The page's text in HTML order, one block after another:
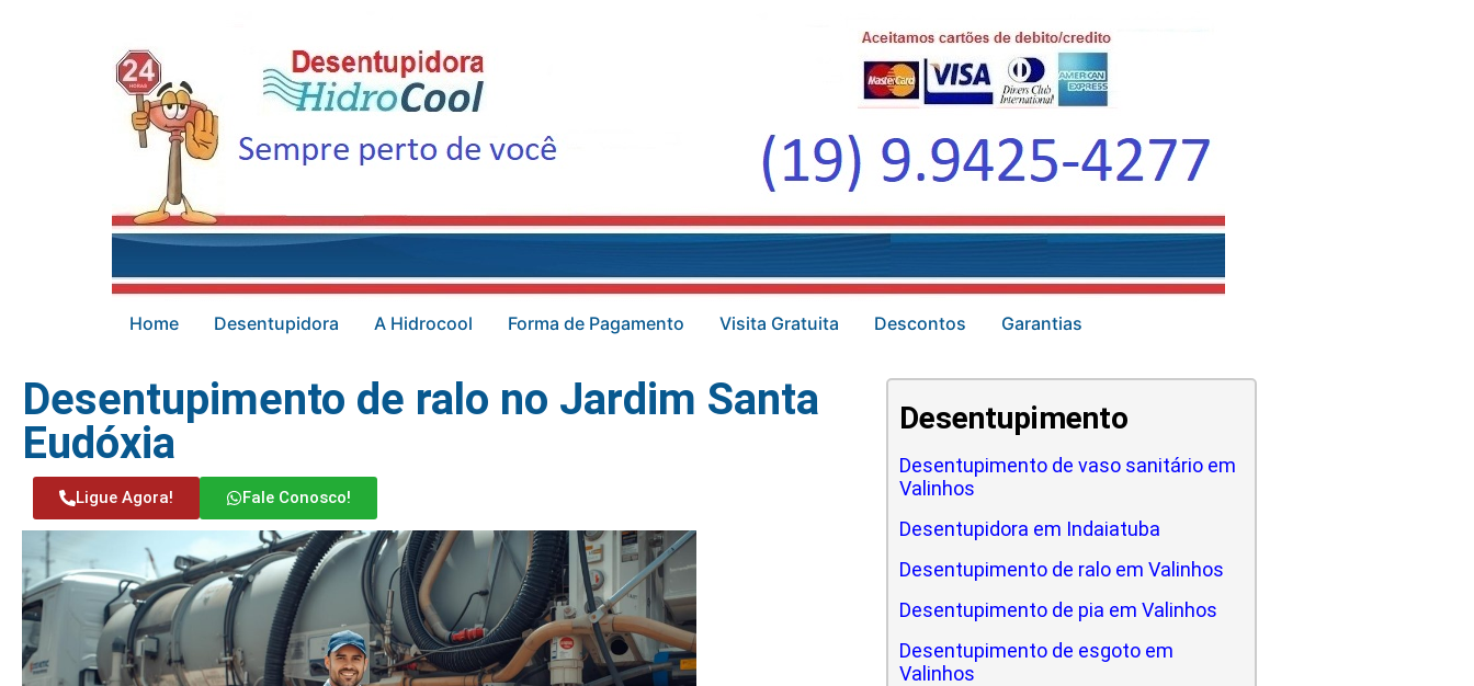
Home Desentupidora A Hidrocool Forma de Pagamento Visita Gratuita Descontos Garantias
Desentupimento de ralo no Jardim Santa
Eudóxia
Ligue Agora! Fale Conosco!
Desentupimento
Desentupimento de vaso sanitário em
Valinhos
Desentupidora em Indaiatuba
Desentupimento de ralo em Valinhos
Desentupimento de pia em Valinhos
Desentupimento de esgoto em
Valinhos